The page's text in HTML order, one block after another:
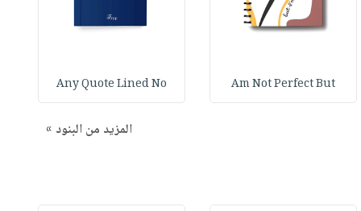
Am Not Perfect But
Any Quote Lined No
المزيد من البنود »